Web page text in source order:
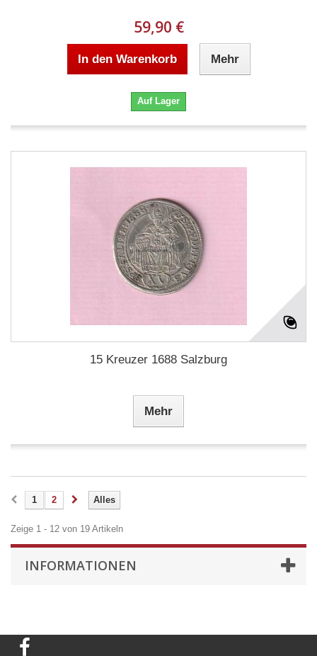
59,90 €
In den Warenkorb Mehr
Auf Lager
15 Kreuzer 1688 Salzburg
Mehr
Alles
1 2
Zeige 1 - 12 von 19 Artikeln
INFORMATIONEN